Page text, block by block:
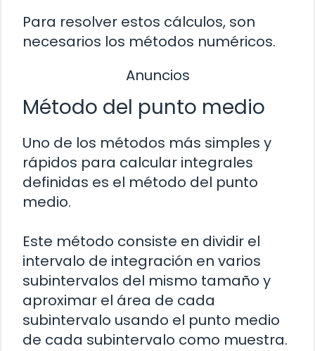
Para resolver estos cálculos, son
necesarios los métodos numéricos.
Anuncios
Método del punto medio
Uno de los métodos más simples y
rápidos para calcular integrales
definidas es el método del punto
medio.
Este método consiste en dividir el
intervalo de integración en varios
subintervalos del mismo tamaño y
aproximar el área de cada
subintervalo usando el punto medio
de cada subintervalo como muestra.